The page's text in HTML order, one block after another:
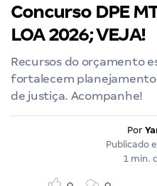
Concurso DPE
LOA 2026; VEJA!
Recursos do orçamento
fortalecem planejamento
de justiça. Acompanhe!
Por
Publicado
1 min.